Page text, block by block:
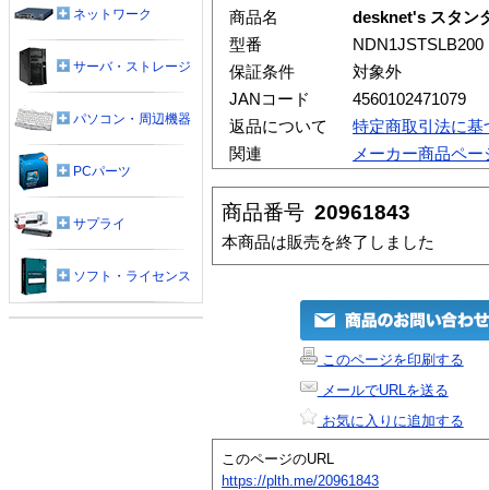
商品名
desknet's スタン
型番
NDN1JSTSLB200
保証条件
対象外
JANコード
4560102471079
返品について
特定商取引法に基
関連
メーカー商品ペー
商品番号 20961843
本商品は販売を終了しました
このページを印刷する
メールでURLを送る
お気に入りに追加する
このページのURL
https://plth.me/20961843
ネットワーク
サーバ・ストレージ
パソコン・周辺機器
PCパーツ
サプライ
ソフト・ライセンス